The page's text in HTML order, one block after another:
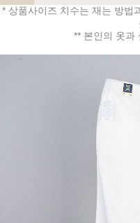
* 상품사이즈 치수는 재는 방법
** 본인의 옷과